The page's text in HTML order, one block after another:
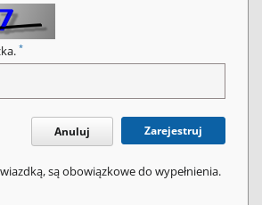
*
Anuluj Zarejestruj
są obowiązkowe do wypełnienia.